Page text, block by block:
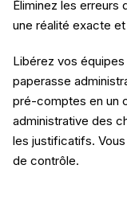
Éliminez les erreurs
une réalité exacte
Libérez vos
paperasse
pré-comptes en un
administrative des
les justificatifs.
de contrôle.